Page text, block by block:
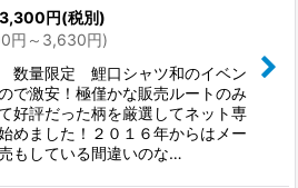
3,300円(税別)
円 ～3,630円)
数量限定 鯉口シャツ和のイベン
で激安！極僅かな販売ルートのみ
好評だった柄を厳選してネット専
めました！２０１６年からはメー
もしている間違いのな…